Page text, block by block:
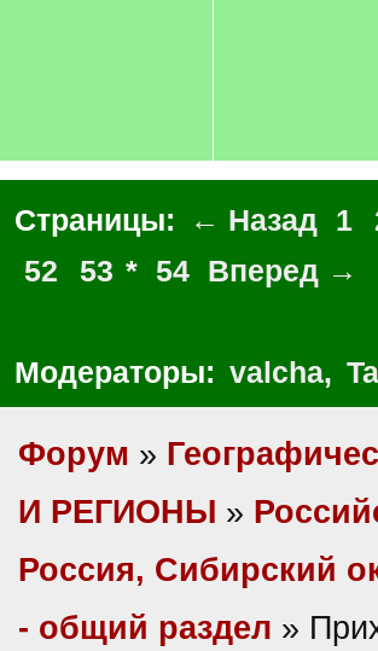
Страницы: ← Назад 1
52
53 * 54 Вперед →
Модераторы: valcha,
Форум »
И РЕГИОНЫ »
Россия, Сибирский
- общий раздел »